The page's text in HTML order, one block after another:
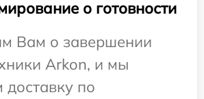
о готовности
Вам о завершении
Arkon, и мы
доставку по